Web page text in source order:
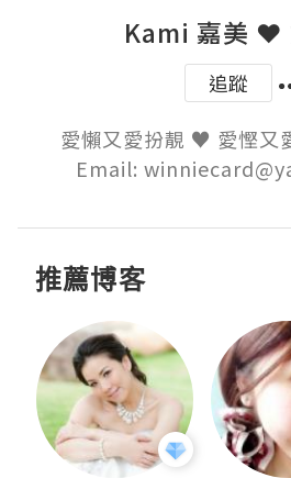
Kami 嘉美 ❤
追蹤
愛懶又愛扮靚 ♥ 愛慳
Email:
推薦博客